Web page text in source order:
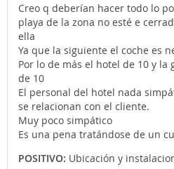
Creo q deberían hacer todo lo
playa de la zona no esté e
ella
Ya que la siguiente el coche es
Por lo de más el hotel de 10 y la
de 10
El personal del hotel nada
se relacionan con el cliente.
Muy poco simpático
Es una pena tratándose de un
POSITIVO: Ubicación y